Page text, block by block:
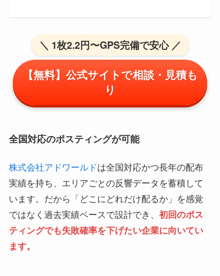
＼ 1枚2.2円〜GPS完備で安心 ／
【無料】公式サイトで相談・見積も
り
全国対応のポスティングが可能
株式会社アドワールドは全国対応かつ長年の配布
実績を持ち、エリアごとの反響データを蓄積して
います。だから「どこにどれだけ配るか」を感覚
ではなく過去実績ベースで設計でき、 初回のポス
ティングでも失敗確率を下げたい企業に向いてい
ます。